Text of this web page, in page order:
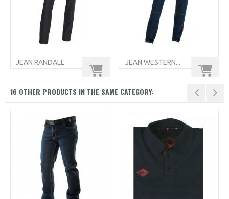
JEAN RANDALL JEAN WESTERN...
16 OTHER PRODUCTS IN THE SAME CATEGORY: